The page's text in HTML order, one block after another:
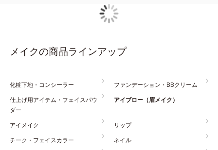
メイクの商品ラインアップ
化粧下地・コンシーラー
ファンデーション・BBクリーム
仕上げ用アイテム・フェイスパウ
ダー
アイブロー（眉メイク）
アイメイク
リップ
チーク・フェイスカラー
ネイル